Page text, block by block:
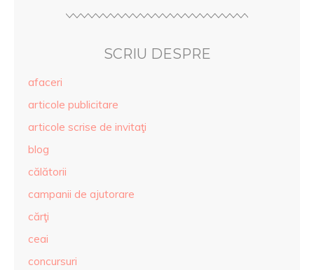
SCRIU DESPRE
afaceri
articole publicitare
articole scrise de invitaţi
blog
călătorii
campanii de ajutorare
cărţi
ceai
concursuri